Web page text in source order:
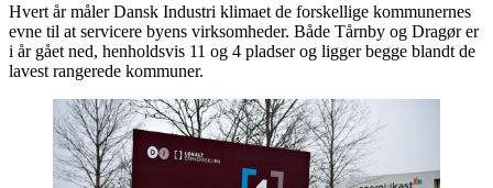
Hvert år måler Dansk Industri klimaet de forskellige kommunernes
evne til at servicere byens virksomheder. Både Tårnby og Dragør er
i år gået ned, henholdsvis 11 og 4 pladser og ligger begge blandt de
lavest rangerede kommuner.